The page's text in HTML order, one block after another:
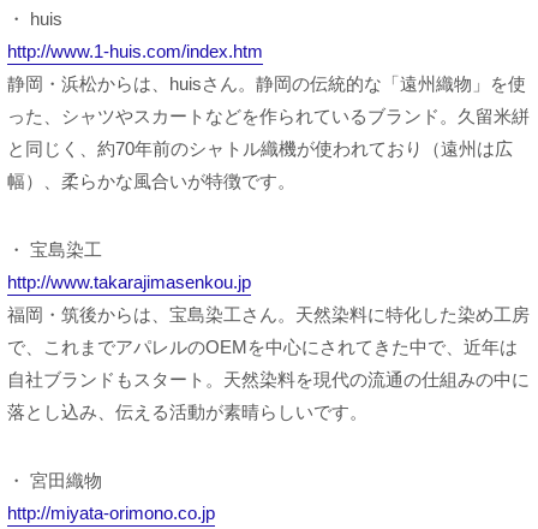
・ huis
http://www.1-huis.com/index.htm
静岡・浜松からは、huisさん。静岡の伝統的な「遠州織物」を使
った、シャツやスカートなどを作られているブランド。久留米絣
と同じく、約70年前のシャトル織機が使われており（遠州は広
幅）、柔らかな風合いが特徴です。
・ 宝島染工
http://www.takarajimasenkou.jp
福岡・筑後からは、宝島染工さん。天然染料に特化した染め工房
で、これまでアパレルのOEMを中心にされてきた中で、近年は
自社ブランドもスタート。天然染料を現代の流通の仕組みの中に
落とし込み、伝える活動が素晴らしいです。
・ 宮田織物
http://miyata-orimono.co.jp